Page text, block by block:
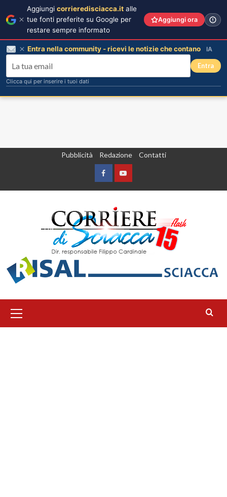
Pubblicità Redazione Contatti
FacebookYountube
principale
Aggiungi corrieredisciacca.it alle
tue fonti preferite su Google per
restare sempre informato
Aggiungi ora
Entra nella community - ricevi le notizie che contano IA
Entra
Clicca qui per inserire i tuoi dati